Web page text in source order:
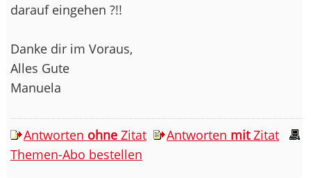
darauf eingehen ?!!
Danke dir im Voraus,
Alles Gute
Manuela
Antworten ohne Zitat Antworten mitZitat
Themen-Abo bestellen